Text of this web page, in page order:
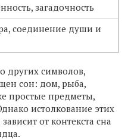
загадочность
соединение души и
других символов,
сон: дом, рыба,
простые предметы,
истолкование этих
от контекста сна